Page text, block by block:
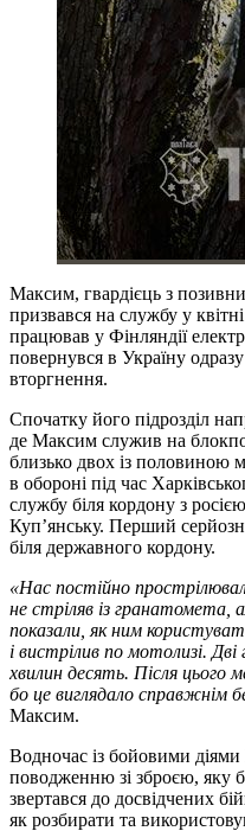
Максим, гвардієць з
призвався на службу у
працював у Фінляндії
повернувся в Україну
вторгнення.
Спочатку його підрозділ
де Максим служив на
близько двох із половиною
в обороні під час
службу біля кордону з
Куп’янську. Перший
біля державного кордону.
«Нас постійно
не стріляв із гранатомета,
показали, як ним
і вистрілив по мотолизі.
хвилин десять. Після цього
бо це виглядало справжнім
Максим.
Водночас із бойовими
поводженню зі зброєю, яку
звертався до досвідчених
як розбирати та